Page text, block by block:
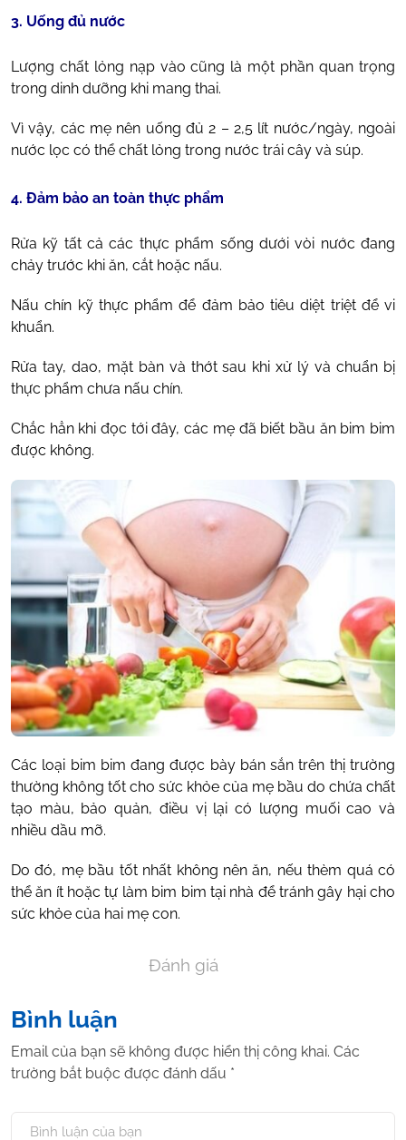
3. Uống đủ nước
Lượng chất lỏng nạp vào cũng là một phần quan trọng
trong dinh dưỡng khi mang thai.
Vì vậy, các mẹ nên uống đủ 2 – 2,5 lít nước/ngày, ngoài
nước lọc có thể chất lỏng trong nước trái cây và súp.
4. Đảm bảo an toàn thực phẩm
Rửa kỹ tất cả các thực phẩm sống dưới vòi nước đang
chảy trước khi ăn, cắt hoặc nấu.
Nấu chín kỹ thực phẩm để đảm bảo tiêu diệt triệt để vi
khuẩn.
Rửa tay, dao, mặt bàn và thớt sau khi xử lý và chuẩn bị
thực phẩm chưa nấu chín.
Chắc hẳn khi đọc tới đây, các mẹ đã biết bầu ăn bim bim
được không.
Các loại bim bim đang được bày bán sắn trên thị trường
thường không tốt cho sức khỏe của mẹ bầu do chứa chất
tạo màu, bảo quản, điều vị lại có lượng muối cao và
nhiều dầu mỡ.
Do đó, mẹ bầu tốt nhất không nên ăn, nếu thèm quá có
thể ăn ít hoặc tự làm bim bim tại nhà để tránh gây hại cho
sức khỏe của hai mẹ con.
Đánh giá
Bình luận
Email của bạn sẽ không được hiển thị công khai. Các
trường bắt buộc được đánh dấu *